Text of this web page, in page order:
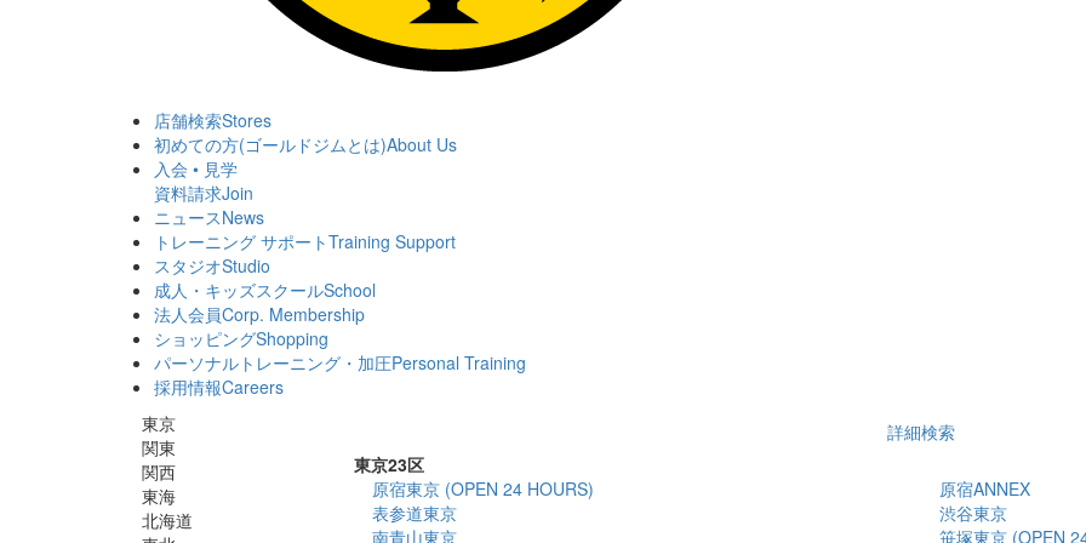
店舗検索Stores
初めての方(ゴールドジムとは)About Us
入会 • 見学
資料請求Join
ニュースNews
トレーニング サポートTraining Support
スタジオStudio
成人・キッズスクールSchool
法人会員Corp. Membership
ショッピングShopping
パーソナルトレーニング・加圧Personal Training
採用情報Careers
東京
関東
関西
東海
北海道
詳細検索
東京23区
原宿東京 (OPEN 24 HOURS)
原宿ANNEX
表参道東京
渋谷東京
南青山東京
笹塚東京 (OPEN